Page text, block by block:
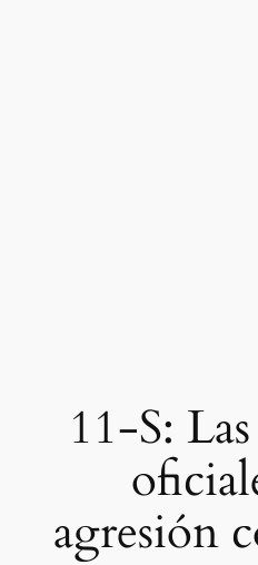
11-S:
agresión